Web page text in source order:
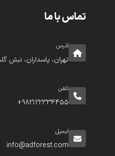
تماس با ما
آدرس
تهران، پاسداران، نبش
تلفن
982122334455+
ایمیل
info@adforest.com